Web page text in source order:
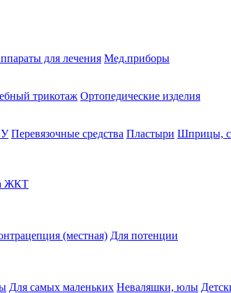
для лечения Мед.приборы
трикотаж Ортопедические изделия
Перевязочные средства Пластыри Шприцы,
ЖКТ
(местная) Для потенции
Для самых маленьких Неваляшки, юлы